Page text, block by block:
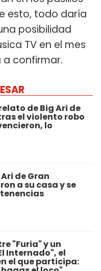
esto, todo daría
posibilidad
TV en el mes
confirmar.
de Big Ari de
el violento robo
lo
de Gran
a su casa y se
"Furia" y un
Internado", el
el que participa: